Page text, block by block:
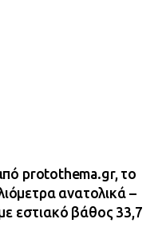
protothema.gr, το
ανατολικά –
εστιακό βάθος 33,7